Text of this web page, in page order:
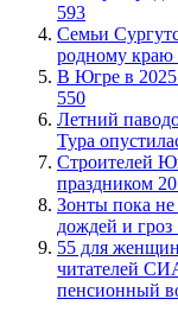
593
​Семьи
родному краю
​В Югре в 2025
550
​Летний
Тура
​Строителей
праздником
​Зонты пока не
дождей и гроз
​55 для
читателей
пенсионный